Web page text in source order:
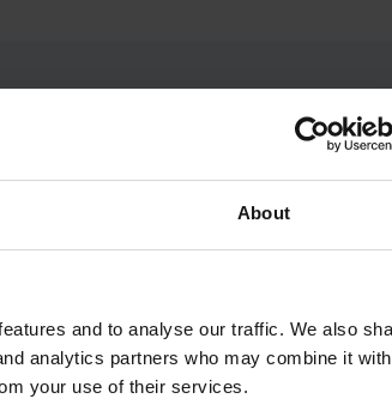
About
and to analyse our traffic. We also
analytics partners who may combine it with
your use of their services.